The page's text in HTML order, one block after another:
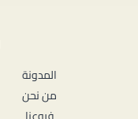
المدونة
من نحن